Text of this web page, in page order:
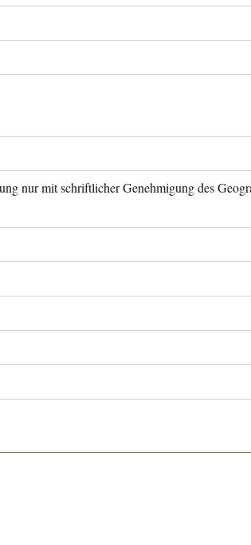
nur mit schriftlicher Genehmigung des